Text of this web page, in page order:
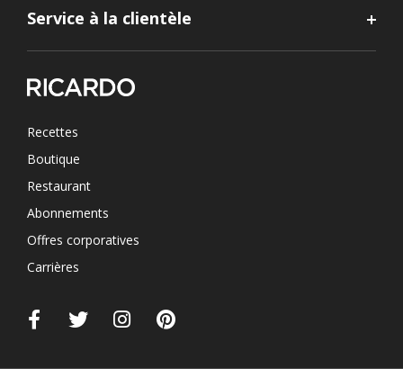
Service à la clientèle
Recettes
Boutique
Restaurant
Abonnements
Offres corporatives
Carrières